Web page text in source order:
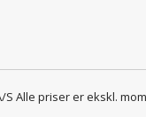
Alle priser er ekskl.